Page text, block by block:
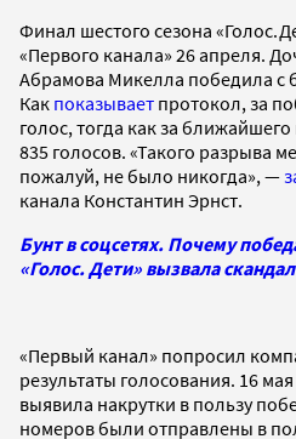
Финал шестого сезона
«Первого канала» 26 апреля.
Абрамова Микелла победила
Как показывает протокол, за
голос, тогда как за
835 голосов. «Такого разрыва
пожалуй, не было никогда», —
канала Константин Эрнст.
Бунт в соцсетях. Почему
«Голос. Дети» вызвала скандал
«Первый канал» попросил
результаты голосования. 16
выявила накрутки в пользу
номеров были отправлены в